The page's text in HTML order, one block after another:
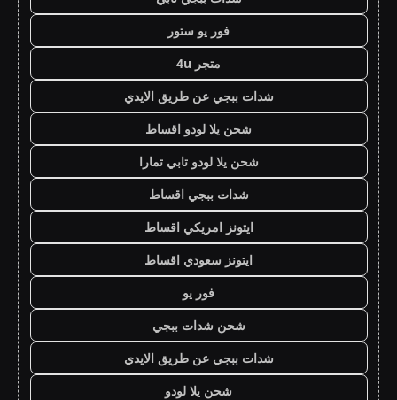
فور يو ستور
متجر 4u
شدات ببجي عن طريق الايدي
شحن يلا لودو اقساط
شحن يلا لودو تابي تمارا
شدات ببجي اقساط
ايتونز امريكي اقساط
ايتونز سعودي اقساط
فور يو
شحن شدات ببجي
شدات ببجي عن طريق الايدي
شحن يلا لودو